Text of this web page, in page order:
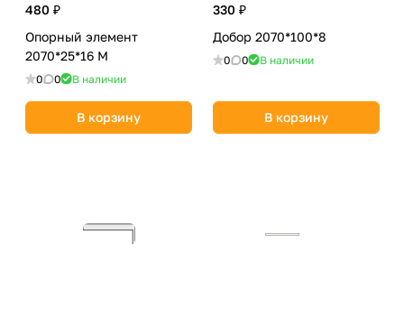
480 ₽
Опорный элемент
2070*25*16 M
0 0 В наличии
В корзину
330 ₽
Добор 2070*100*8
0 0 В наличии
В корзину